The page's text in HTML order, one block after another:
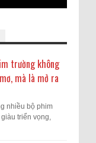
trường không
mà là mở ra
nhiều bộ phim
triển vọng,